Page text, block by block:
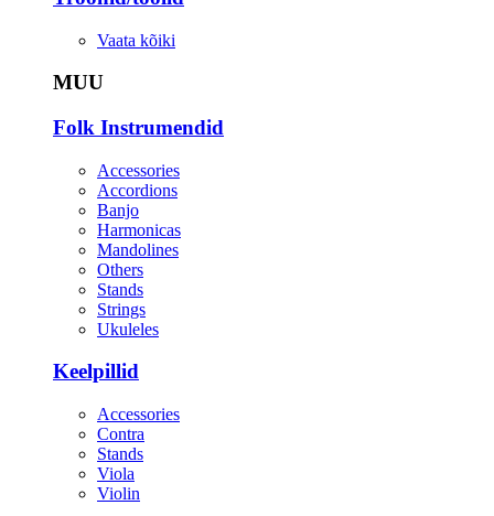
Vaata kõiki
MUU
Folk Instrumendid
Accessories
Accordions
Banjo
Harmonicas
Mandolines
Others
Stands
Strings
Ukuleles
Keelpillid
Accessories
Contra
Stands
Viola
Violin